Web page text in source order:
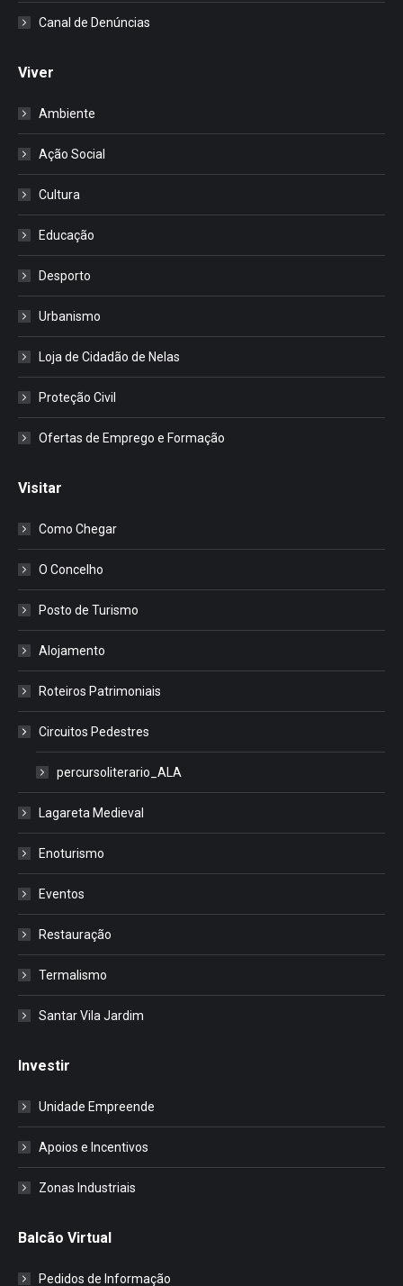
Canal de Denúncias
Viver
Ambiente
Ação Social
Cultura
Educação
Desporto
Urbanismo
Loja de Cidadão de Nelas
Proteção Civil
Ofertas de Emprego e Formação
Visitar
Como Chegar
O Concelho
Posto de Turismo
Alojamento
Roteiros Patrimoniais
Circuitos Pedestres
percursoliterario_ALA
Lagareta Medieval
Enoturismo
Eventos
Restauração
Termalismo
Santar Vila Jardim
Investir
Unidade Empreende
Apoios e Incentivos
Zonas Industriais
Balcão Virtual
Pedidos de Informação